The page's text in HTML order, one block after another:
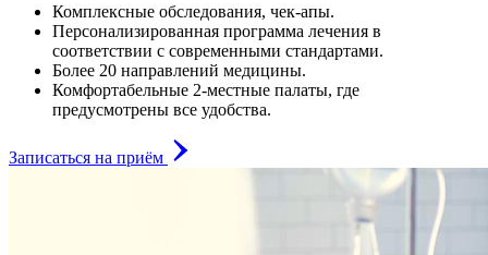
Комплексные обследования, чек-апы.
Персонализированная программа лечения в
соответствии с современными стандартами.
Более 20 направлений медицины.
Комфортабельные 2-местные палаты, где
предусмотрены все удобства.
Записаться на приём